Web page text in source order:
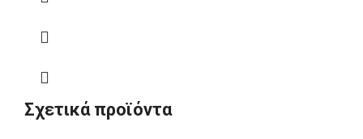
Σχετικά προϊόντα